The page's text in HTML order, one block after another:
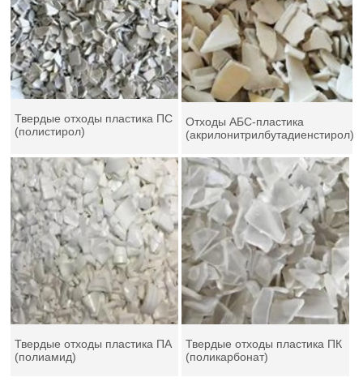
Твердые отходы пластика ПС
(полистирол)
Отходы АБС-пластика
(акрилонитрилбутадиенстирол)
Твердые отходы пластика ПА
(полиамид)
Твердые отходы пластика ПК
(поликарбонат)